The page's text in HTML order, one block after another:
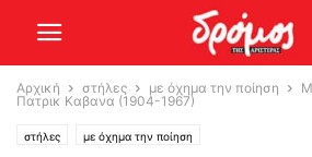
Αρχική στήλες με όχημα την ποίηση
Πατρικ Καβανα (1904-1967)
στήλες με όχημα την ποίηση